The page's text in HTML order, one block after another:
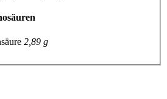
2,89 g